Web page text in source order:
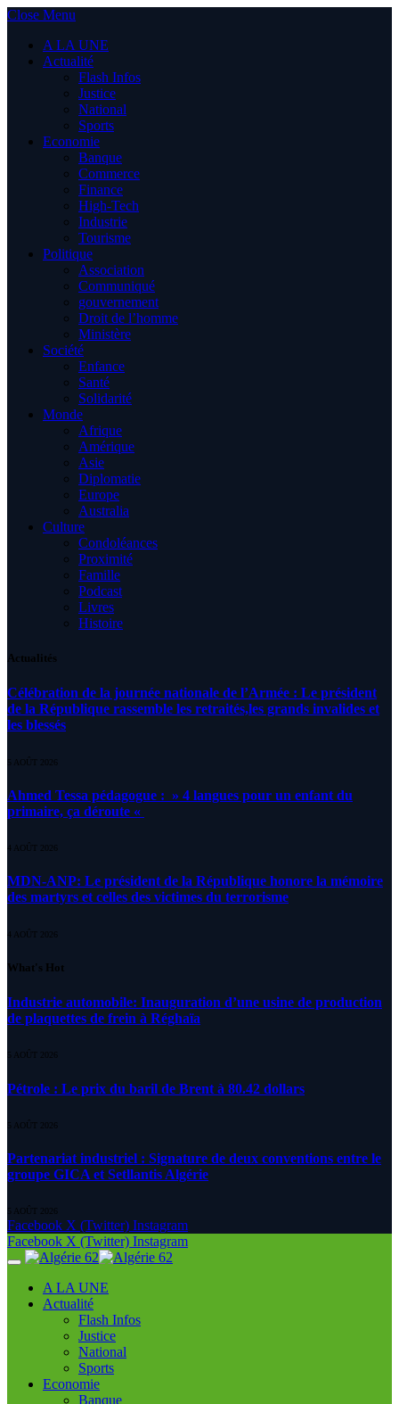
Close Menu
A LA UNE
Actualité
Flash Infos
Justice
National
Sports
Economie
Banque
Commerce
Finance
High-Tech
Industrie
Tourisme
Politique
Association
Communiqué
gouvernement
Droit de l’homme
Ministère
Société
Enfance
Santé
Solidarité
Monde
Afrique
Amérique
Asie
Diplomatie
Europe
Australia
Culture
Condoléances
Proximité
Famille
Podcast
Livres
Histoire
Actualités
Célébration de la journée nationale de l’Armée : Le président
de la République rassemble les retraités,les grands invalides et
les blessés
5 AOÛT 2026
Ahmed Tessa pédagogue : » 4 langues pour un enfant du
primaire, ça déroute «
4 AOÛT 2026
MDN-ANP: Le président de la République honore la mémoire
des martyrs et celles des victimes du terrorisme
4 AOÛT 2026
What's Hot
Industrie automobile: Inauguration d’une usine de production
de plaquettes de frein à Réghaïa
5 AOÛT 2026
Pétrole : Le prix du baril de Brent à 80.42 dollars
5 AOÛT 2026
Partenariat industriel : Signature de deux conventions entre le
groupe GICA et Setllantis Algérie
5 AOÛT 2026
Facebook X (Twitter) Instagram
Facebook X (Twitter) Instagram
A LA UNE
Actualité
Flash Infos
Justice
National
Sports
Economie
Banque